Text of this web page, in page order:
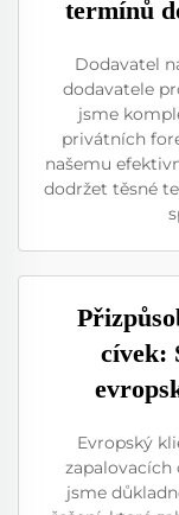
termínů
Dodavatel
dodavatele
jsme
privátních
našemu
dodržet těsné
cívek:
Evropský
zapalovacích
jsme